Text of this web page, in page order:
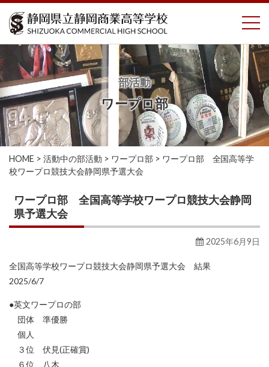
コ
ツ
へ
ス
キ
ッ
プ
部活動
ワープロ部
HOME > 活動中の部活動 > ワープロ部 > ワープロ部 全国高等学
校ワープロ競技大会静岡県予選大会
ワープロ部 全国高等学校ワープロ競技大会静岡
県予選大会
2025年6月9日
全国高等学校ワープロ競技大会静岡県予選大会 結果
2025/6/7
●英文ワープロの部
団体 準優勝
個人
３位 伏見(正確賞)
６位 八木